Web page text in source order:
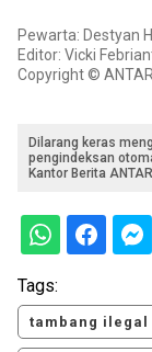
Pewarta: Destyan
Editor: Vicki
Copyright ©
Dilarang keras
pengindeksan
Kantor Berita
Tags:
tambang ilegal